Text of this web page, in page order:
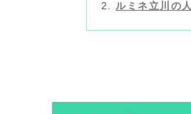
ルミネ立川の